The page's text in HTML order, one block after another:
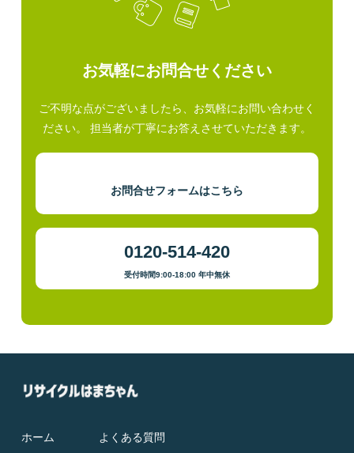
お気軽にお問合せください
ご不明な点がございましたら、お気軽にお問い合わせく
ださい。 担当者が丁寧にお答えさせていただきます。
お問合せフォームはこちら
0120-514-420
受付時間9:00-18:00 年中無休
ホーム よくある質問